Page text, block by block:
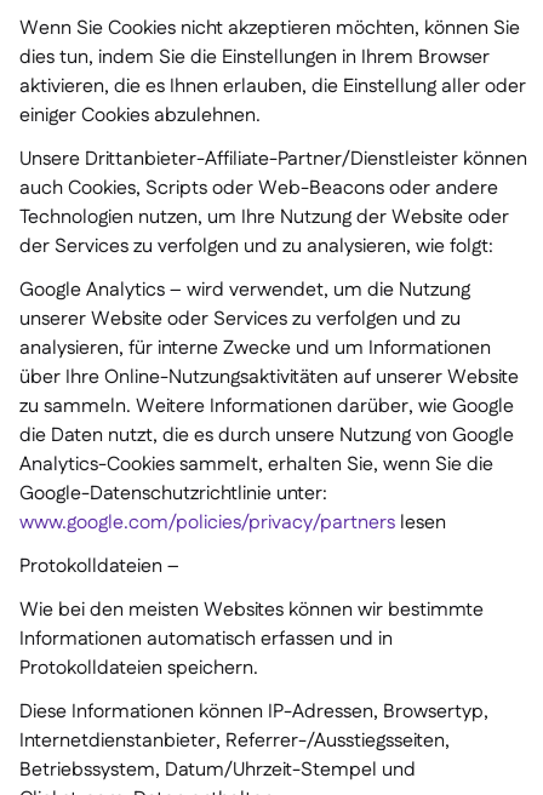
Wenn Sie Cookies nicht akzeptieren möchten, können Sie
dies tun, indem Sie die Einstellungen in Ihrem Browser
aktivieren, die es Ihnen erlauben, die Einstellung aller oder
einiger Cookies abzulehnen.
Unsere Drittanbieter-Affiliate-Partner/Dienstleister können
auch Cookies, Scripts oder Web-Beacons oder andere
Technologien nutzen, um Ihre Nutzung der Website oder
der Services zu verfolgen und zu analysieren, wie folgt:
Google Analytics – wird verwendet, um die Nutzung
unserer Website oder Services zu verfolgen und zu
analysieren, für interne Zwecke und um Informationen
über Ihre Online-Nutzungsaktivitäten auf unserer Website
zu sammeln. Weitere Informationen darüber, wie Google
die Daten nutzt, die es durch unsere Nutzung von Google
Analytics-Cookies sammelt, erhalten Sie, wenn Sie die
Google-Datenschutzrichtlinie unter:
www.google.com/policies/privacy/partners lesen
Protokolldateien –
Wie bei den meisten Websites können wir bestimmte
Informationen automatisch erfassen und in
Protokolldateien speichern.
Diese Informationen können IP-Adressen, Browsertyp,
Internetdienstanbieter, Referrer-/Ausstiegsseiten,
Betriebssystem, Datum/Uhrzeit-Stempel und